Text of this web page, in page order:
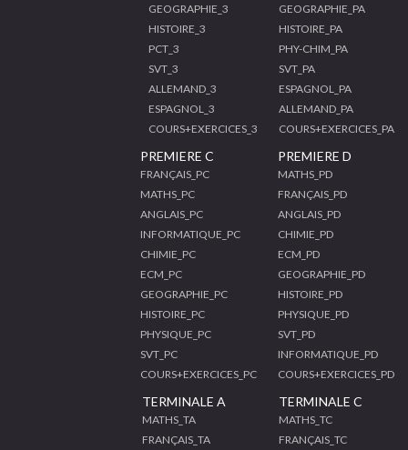
GEOGRAPHIE_3
HISTOIRE_3
PCT_3
SVT_3
ALLEMAND_3
ESPAGNOL_3
COURS+EXERCICES_3
GEOGRAPHIE_PA
HISTOIRE_PA
PHY-CHIM_PA
SVT_PA
ESPAGNOL_PA
ALLEMAND_PA
COURS+EXERCICES_PA
PREMIERE C
FRANÇAIS_PC
MATHS_PC
ANGLAIS_PC
INFORMATIQUE_PC
CHIMIE_PC
ECM_PC
GEOGRAPHIE_PC
HISTOIRE_PC
PHYSIQUE_PC
SVT_PC
COURS+EXERCICES_PC
PREMIERE D
MATHS_PD
FRANÇAIS_PD
ANGLAIS_PD
CHIMIE_PD
ECM_PD
GEOGRAPHIE_PD
HISTOIRE_PD
PHYSIQUE_PD
SVT_PD
INFORMATIQUE_PD
COURS+EXERCICES_PD
TERMINALE A
MATHS_TA
FRANÇAIS_TA
TERMINALE C
MATHS_TC
FRANÇAIS_TC